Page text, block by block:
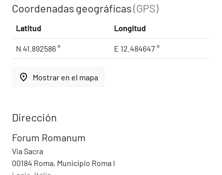
Coordenadas geográficas(GPS)
Latitud Longitud
N 41.892586 ° E 12.484647 °
place Mostrar en el mapa
Dirección
Forum Romanum
Via Sacra
00184 Roma, Municipio Roma I